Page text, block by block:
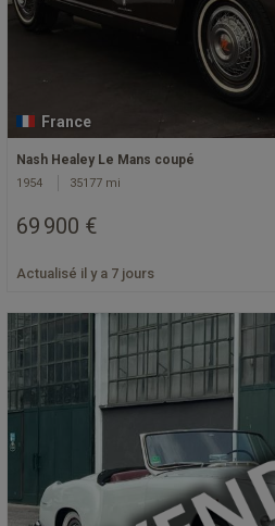
France
Nash Healey Le Mans coupé
1954 35177 mi
69 900 €
Actualisé il y a 7 jours